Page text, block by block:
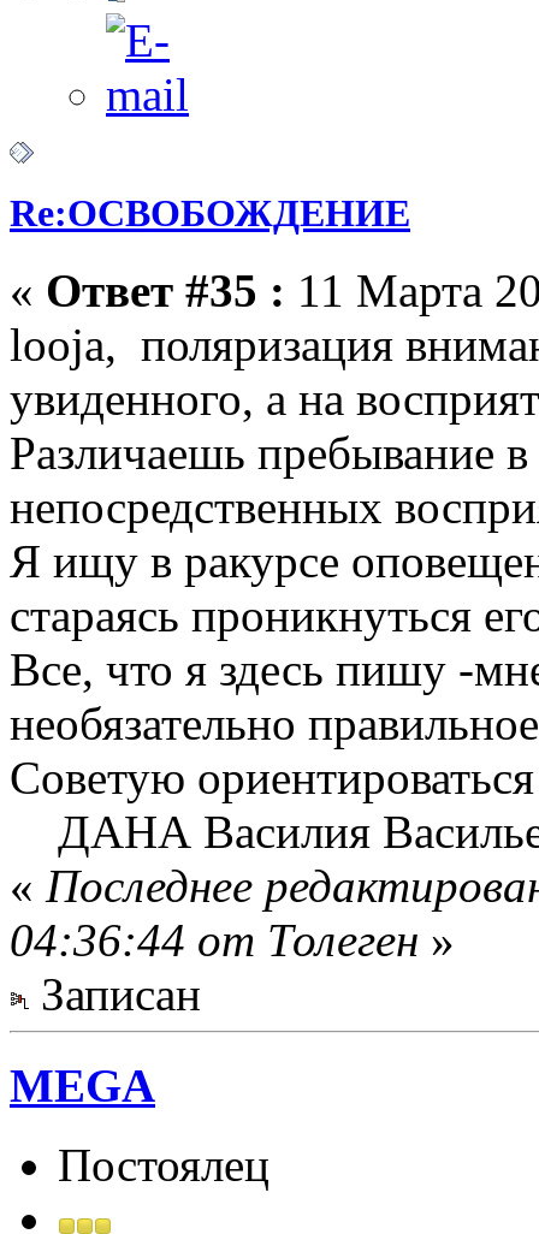
Re:ОСВОБОЖДЕНИЕ
« Ответ #35 : 11 Марта
looja, поляризация
увиденного, а на
Различаешь пребывание
непосредственных
Я ищу в ракурсе
стараясь проникнуться
Все, что я здесь пишу -
необязательно
Советую
ДАНА Василия
« Последнее
04:36:44 от Толеген »
Записан
MEGA
Постоялец